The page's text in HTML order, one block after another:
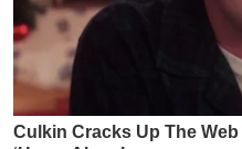
2
0
2
क्रा